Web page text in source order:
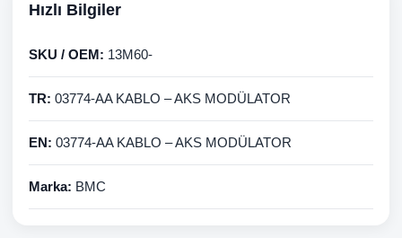
Hızlı Bilgiler
SKU / OEM: 13M60-
TR: 03774-AA KABLO – AKS MODÜLATOR
EN: 03774-AA KABLO – AKS MODÜLATOR
Marka: BMC